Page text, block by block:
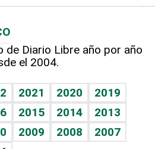
de Diario Libre año por año
el 2004.
2021 2020
2019
2015 2014
2013
2009 2008
2007